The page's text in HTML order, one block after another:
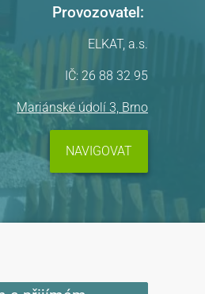
Provozovatel:
ELKAT, a.s.
IČ: 26 88 32 95
Mariánské údolí 3, Brno
NAVIGOVAT